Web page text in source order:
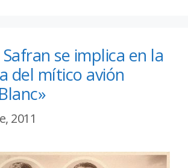
se implica en la
del mítico avión
2011